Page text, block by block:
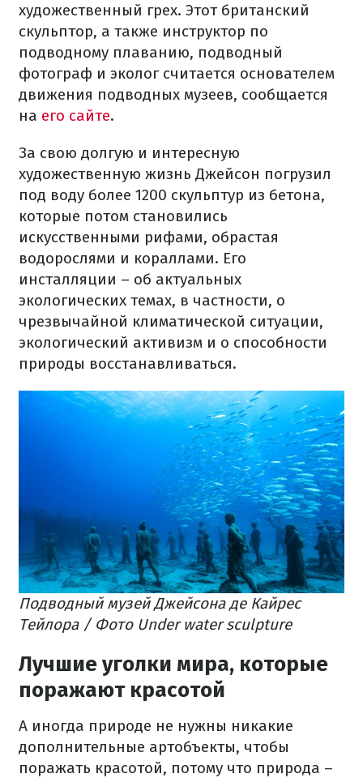
художественный грех. Этот британский
скульптор, а также инструктор по
подводному плаванию, подводный
фотограф и эколог считается основателем
движения подводных музеев, сообщается
на его сайте.
За свою долгую и интересную
художественную жизнь Джейсон погрузил
под воду более 1200 скульптур из бетона,
которые потом становились
искусственными рифами, обрастая
водорослями и кораллами. Его
инсталляции – об актуальных
экологических темах, в частности, о
чрезвычайной климатической ситуации,
экологический активизм и о способности
природы восстанавливаться.
Подводный музей Джейсона де Кайрес
Тейлора / Фото Under water sculpture
Лучшие уголки мира, которые
поражают красотой
А иногда природе не нужны никакие
дополнительные артобъекты, чтобы
поражать красотой, потому что природа –